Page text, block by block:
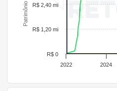
2022 2024
R$ 0
R$ 1,20 mi
R$ 2,40 mi